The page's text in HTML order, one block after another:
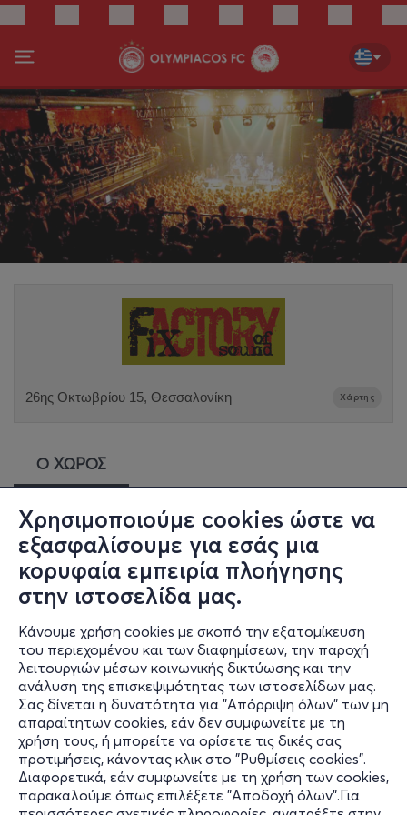
Χρησιμοποιούμε cookies ώστε να
εξασφαλίσουμε για εσάς μια
κορυφαία εμπειρία πλοήγησης
στην ιστοσελίδα μας.
Κάνουμε χρήση cookies με σκοπό την εξατομίκευση
του περιεχομένου και των διαφημίσεων, την παροχή
λειτουργιών μέσων κοινωνικής δικτύωσης και την
ανάλυση της επισκεψιμότητας των ιστοσελίδων μας.
Σας δίνεται η δυνατότητα για "Απόρριψη όλων" των μη
απαραίτητων cookies, εάν δεν συμφωνείτε με τη
χρήση τους, ή μπορείτε να ορίσετε τις δικές σας
προτιμήσεις, κάνοντας κλικ στο "Ρυθμίσεις cookies".
Διαφορετικά, εάν συμφωνείτε με τη χρήση των cookies,
παρακαλούμε όπως επιλέξετε "Αποδοχή όλων".Για
26ης Οκτωβρίου 15, Θεσσαλονίκη Χάρτης
Ο ΧΩΡΟΣ
Fix Factory of Sound
Ο ολοκαίνουργιος συναυλιακός χώρος της Θεσσαλονίκης,
στο παλιό εργοστάσιο του Fix, άρτια εξοπλισμένος τόσο με
υλικοτεχνικό όσο και με ανθρώπινο δυναμικό,
τεχνών, με σεβασμό στον θεατή και τα δρώμενα.
Ήδη γνώριμος από την παράσταση «Η Κυριακή των
παπουτσιών» του Λάκη Λαζόπουλου, συνεχίζει την πορεία
της μακράς πολιτιστικής ιστορίας του χώρου με
συνεργασίες τόσο της εγχώριας όσο και της διεθνoύς
σκηνής.